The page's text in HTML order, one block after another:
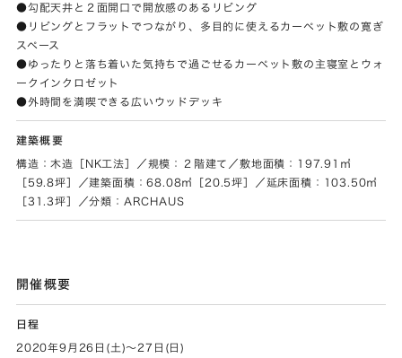
●勾配天井と２面開口で開放感のあるリビング
●リビングとフラットでつながり、多目的に使えるカーペット敷の寛ぎ
スペース
●ゆったりと落ち着いた気持ちで過ごせるカーペット敷の主寝室とウォ
ークインクロゼット
●外時間を満喫できる広いウッドデッキ
建築概要
構造：木造［NK工法］／規模：２階建て／敷地面積：197.91㎡
［59.8坪］／建築面積：68.08㎡［20.5坪］／延床面積：103.50㎡
［31.3坪］／分類：ARCHAUS
開催概要
日程
2020年9月26日(土)～27日(日)